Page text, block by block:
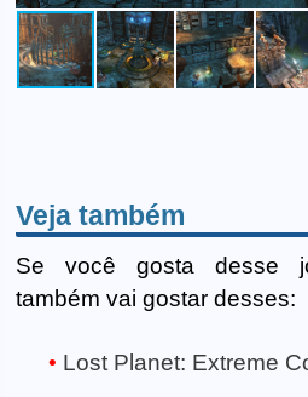
Veja também
Se você gosta desse
também vai gostar desses:
Lost Planet: Extreme